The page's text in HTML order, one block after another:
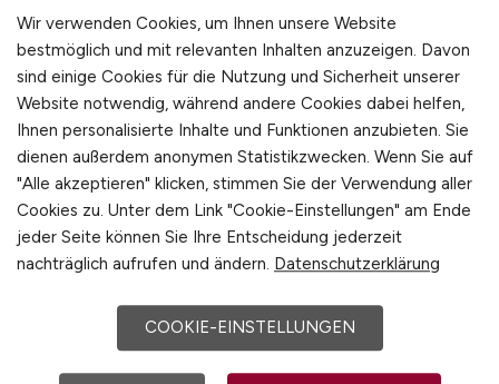
Umwelt / Natur
Unternehmensberatung / Wirtschaftsprüfung
Verwaltung
Gewerbe allgemein
Industrie allgemein
Wirtschaft allgemein
Sonstige
1
Wir verwenden Cookies, um Ihnen unsere Website
bestmöglich und mit relevanten Inhalten anzuzeigen. Davon
sind einige Cookies für die Nutzung und Sicherheit unserer
Website notwendig, während andere Cookies dabei helfen,
Ihnen personalisierte Inhalte und Funktionen anzubieten. Sie
dienen außerdem anonymen Statistikzwecken. Wenn Sie auf
"Alle akzeptieren" klicken, stimmen Sie der Verwendung aller
Cookies zu. Unter dem Link "Cookie-Einstellungen" am Ende
jeder Seite können Sie Ihre Entscheidung jederzeit
nachträglich aufrufen und ändern. Datenschutzerklärung
COOKIE-EINSTELLUNGEN